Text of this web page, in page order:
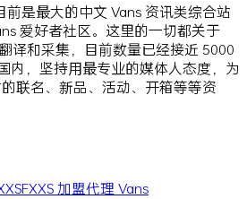
是最大的中文 Vans 资讯类综合站
爱好者社区。这里的一切都关于
译和采集，目前数量已经接近 5000
内，坚持用最专业的媒体人态度，为
联名、新品、活动、开箱等等资
加盟代理 Vans